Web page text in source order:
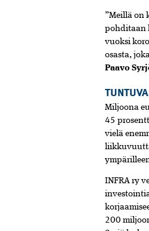
”Meillä on
pohditaan
vuoksi
osasta,
Paavo
Miljoona
45
vielä
INFRA ry
200